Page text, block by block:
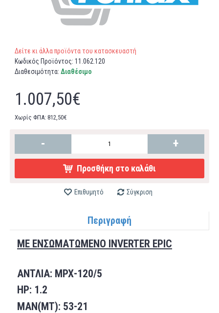
Δείτε κι άλλα προϊόντα του κατασκευαστή
Κωδικός Προϊόντος: 11.062.120
Διαθεσιμότητα: Διαθέσιμο
1.007,50€
Χωρίς ΦΠΑ: 812,50€
- +
Προσθήκη στο καλάθι
Επιθυμητό Σύγκριση
Περιγραφή
ΜΕ ΕΝΣΩΜΑΤΩΜΕΝΟ INVERTER EPIC
ΑΝΤΛΙΑ: MPX-120/5
HP: 1.2
MAN(MT): 53-21